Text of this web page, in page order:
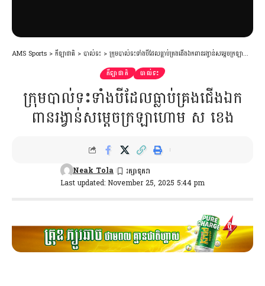
AMS Sports > កីឡាជាតិ > បាល់ទះ > ក្រុមបាល់ទះទាំងបីដែលធ្លាប់គ្រងជើងឯកពានរង្វាន់សម្ដេចក្រឡាហោម ស ខេង
កីឡាជាតិ បាល់ទះ
ក្រុមបាល់ទះទាំងបីដែលធ្លាប់គ្រងជើងឯក
ពានរង្វាន់សម្ដេចក្រឡាហោម ស ខេង
Last updated: November 25, 2025 5:44 pm
Neak Tola